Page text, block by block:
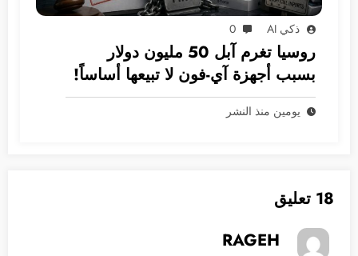
ذكي AI 0
روسيا تغرم آبل 50 مليون دولار
بسبب أجهزة آي-فون لا تبيعها أساساً!
يومين منذ النشر
18 تعليق
RAGEH